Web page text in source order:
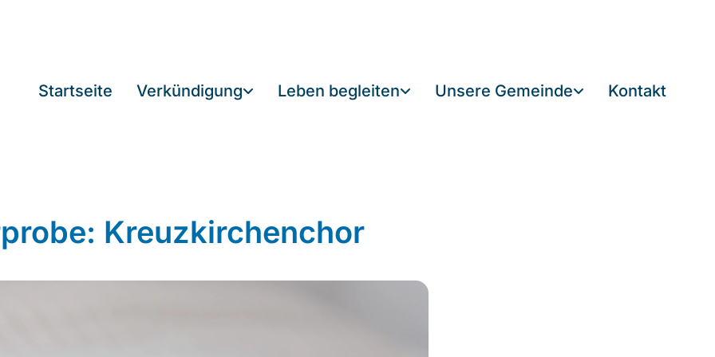
Startseite Verkündigung Leben begleiten Unsere Gemeinde Kontakt
Kreuzkirchenchor